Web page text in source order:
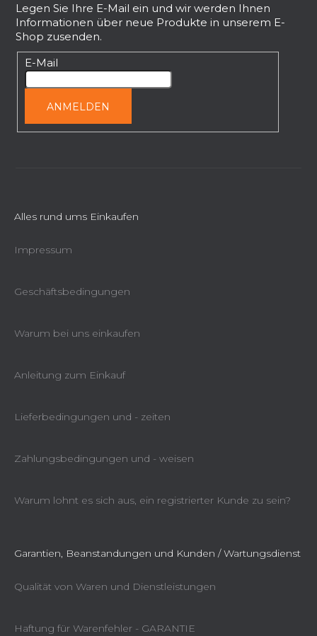
m
e
t
e
d
L
Legen Sie Ihre E-Mail ein und wir werden Ihnen
Informationen über neue Produkte in unserem E-
Shop zusenden.
E-Mail
ANMELDEN
Alles rund ums Einkaufen
Impressum
Geschäftsbedingungen
Warum bei uns einkaufen
Anleitung zum Einkauf
Lieferbedingungen und - zeiten
Zahlungsbedingungen und - weisen
Warum lohnt es sich aus, ein registrierter Kunde zu sein?
Garantien, Beanstandungen und Kunden / Wartungsdienst
Qualität von Waren und Dienstleistungen
Haftung für Warenfehler - GARANTIE